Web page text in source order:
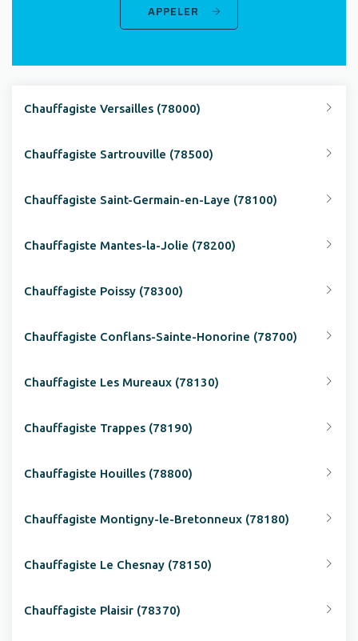
APPELER
Chauffagiste Versailles (78000)
Chauffagiste Sartrouville (78500)
Chauffagiste Saint-Germain-en-Laye (78100)
Chauffagiste Mantes-la-Jolie (78200)
Chauffagiste Poissy (78300)
Chauffagiste Conflans-Sainte-Honorine (78700)
Chauffagiste Les Mureaux (78130)
Chauffagiste Trappes (78190)
Chauffagiste Houilles (78800)
Chauffagiste Montigny-le-Bretonneux (78180)
Chauffagiste Le Chesnay (78150)
Chauffagiste Plaisir (78370)